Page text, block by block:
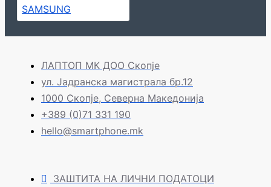
ЛАПТОП МК ДОО Скопје
ул. Јадранска магистрала бр.12
1000 Скопје, Северна Македонија
+389 (0)71 331 190
hello@smartphone.mk
ЗАШТИТА НА ЛИЧНИ ПОДАТОЦИ